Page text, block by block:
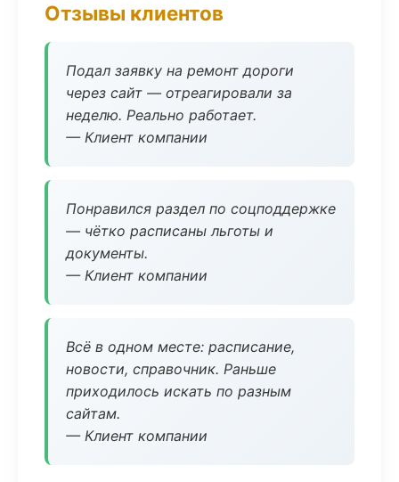
Отзывы клиентов
Подал заявку на ремонт дороги
через сайт — отреагировали за
неделю. Реально работает.
— Клиент компании
Понравился раздел по соцподдержке
— чётко расписаны льготы и
документы.
— Клиент компании
Всё в одном месте: расписание,
новости, справочник. Раньше
приходилось искать по разным
сайтам.
— Клиент компании